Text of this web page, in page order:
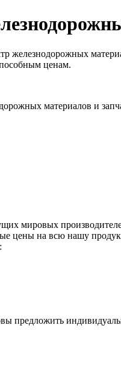
железнодорожных
ценам.
материалов и
мировых
цены на всю нашу
предложить